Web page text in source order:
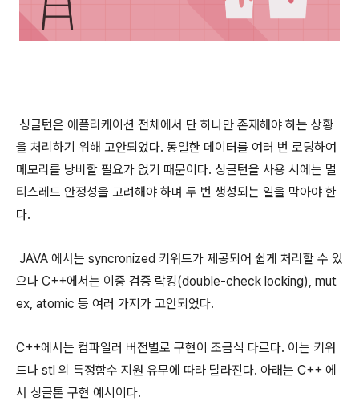
싱글턴은 애플리케이션 전체에서 단 하나만 존재해야 하는 상황
을 처리하기 위해 고안되었다. 동일한 데이터를 여러 번 로딩하여
메모리를 낭비할 필요가 없기 때문이다. 싱글턴을 사용 시에는 멀
티스레드 안정성을 고려해야 하며 두 번 생성되는 일을 막아야 한
다.
JAVA 에서는 syncronized 키워드가 제공되어 쉽게 처리할 수 있
으나 C++에서는 이중 검증 락킹(double-check locking), mut
ex, atomic 등 여러 가지가 고안되었다.
C++에서는 컴파일러 버전별로 구현이 조금식 다르다. 이는 키워
드나 stl 의 특정함수 지원 유무에 따라 달라진다. 아래는 C++ 에
서 싱글톤 구현 예시이다.